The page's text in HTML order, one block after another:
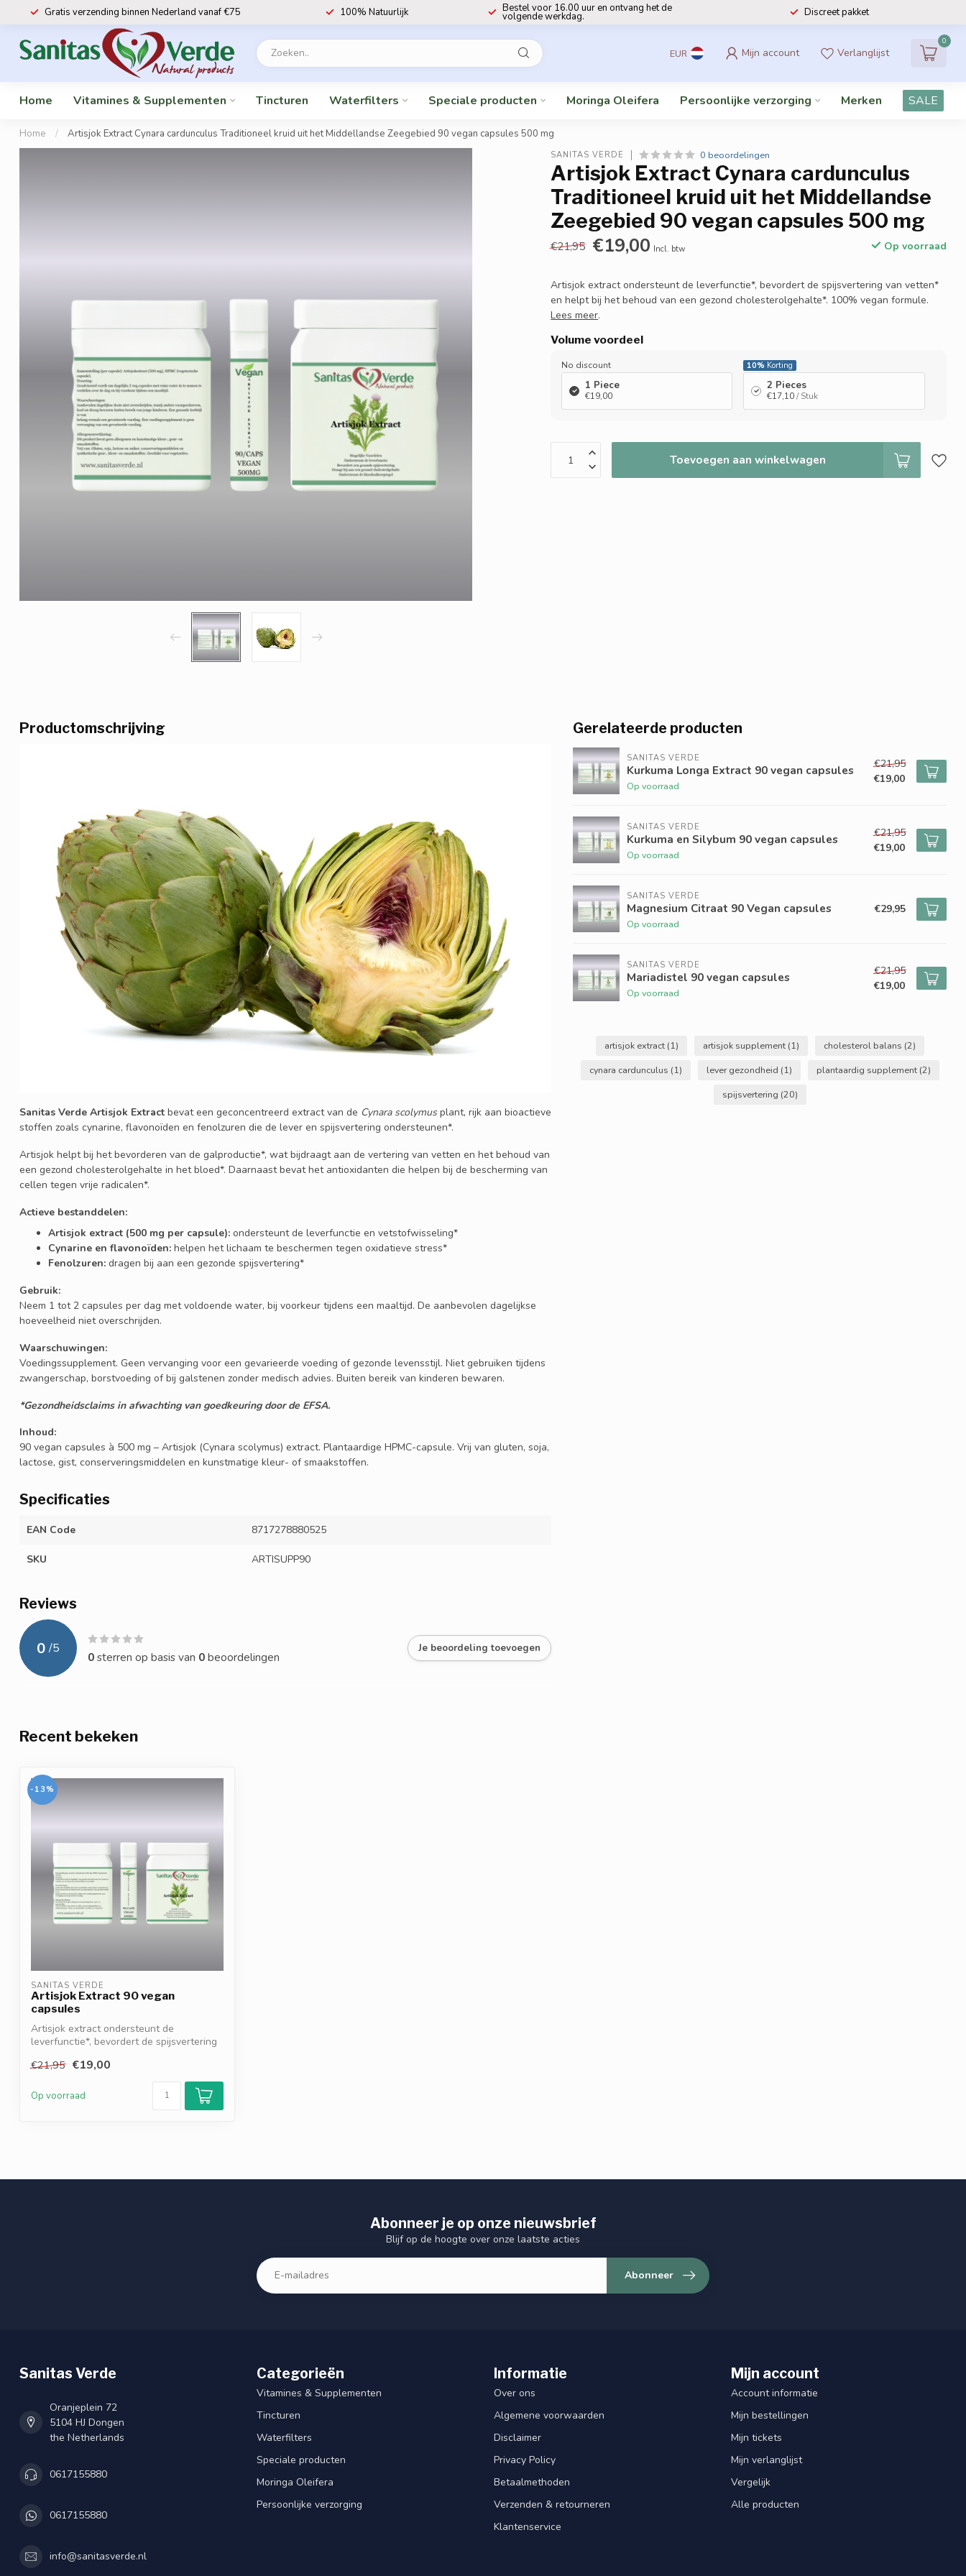
Gratis verzending binnen Nederland vanaf €75 100% Natuurlijk Bestel voor 16.00 uur en ontvang het de
volgende werkdag. Discreet pakket
EUR Mijn account Verlanglijst
0
Home Vitamines & Supplementen Tincturen Waterfilters Speciale producten Moringa Oleifera Persoonlijke verzorging Merken SALE
Home / Artisjok Extract Cynara cardunculus Traditioneel kruid uit het Middellandse Zeegebied 90 vegan capsules 500 mg
SANITAS VERDE 0 beoordelingen
Artisjok Extract Cynara cardunculus
Traditioneel kruid uit het Middellandse
Zeegebied 90 vegan capsules 500 mg
€21,95 €19,00 Incl. btw Op voorraad
Artisjok extract ondersteunt de leverfunctie*, bevordert de spijsvertering van vetten*
en helpt bij het behoud van een gezond cholesterolgehalte*. 100% vegan formule.
Lees meer.
Volume voordeel
No discount
1 Piece
€19,00
10% Korting
2 Pieces
€17,10/ Stuk
Toevoegen aan winkelwagen
Productomschrijving
Sanitas Verde Artisjok Extract bevat een geconcentreerd extract van de Cynara scolymusplant, rijk aan bioactieve
stoffen zoals cynarine, flavonoïden en fenolzuren die de lever en spijsvertering ondersteunen*.
Artisjok helpt bij het bevorderen van de galproductie*, wat bijdraagt aan de vertering van vetten en het behoud van
een gezond cholesterolgehalte in het bloed*. Daarnaast bevat het antioxidanten die helpen bij de bescherming van
cellen tegen vrije radicalen*.
Actieve bestanddelen:
Artisjok extract (500 mg per capsule): ondersteunt de leverfunctie en vetstofwisseling*
Cynarine en flavonoïden: helpen het lichaam te beschermen tegen oxidatieve stress*
Fenolzuren: dragen bij aan een gezonde spijsvertering*
Gebruik:
Neem 1 tot 2 capsules per dag met voldoende water, bij voorkeur tijdens een maaltijd. De aanbevolen dagelijkse
hoeveelheid niet overschrijden.
Waarschuwingen:
Voedingssupplement. Geen vervanging voor een gevarieerde voeding of gezonde levensstijl. Niet gebruiken tijdens
zwangerschap, borstvoeding of bij galstenen zonder medisch advies. Buiten bereik van kinderen bewaren.
*Gezondheidsclaims in afwachting van goedkeuring door de EFSA.
Inhoud:
90 vegan capsules à 500 mg – Artisjok (Cynara scolymus) extract. Plantaardige HPMC-capsule. Vrij van gluten, soja,
lactose, gist, conserveringsmiddelen en kunstmatige kleur- of smaakstoffen.
Specificaties
EAN Code 8717278880525
SKU ARTISUPP90
Reviews
0 /5
0sterren op basis van 0beoordelingen
Je beoordeling toevoegen
Gerelateerde producten
SANITAS VERDE
Kurkuma Longa Extract 90 vegan capsules
Op voorraad
€21,95
€19,00
SANITAS VERDE
Kurkuma en Silybum 90 vegan capsules
Op voorraad
€21,95
€19,00
SANITAS VERDE
Magnesium Citraat 90 Vegan capsules
Op voorraad
€29,95
SANITAS VERDE
Mariadistel 90 vegan capsules
Op voorraad
€21,95
€19,00
artisjok extract (1) artisjok supplement (1) cholesterol balans (2)
cynara cardunculus (1) lever gezondheid (1) plantaardig supplement (2)
spijsvertering (20)
Recent bekeken
-13%
SANITAS VERDE
Artisjok Extract 90 vegan
capsules
Artisjok extract ondersteunt de
leverfunctie*, bevordert de spijsvertering
€21,95 €19,00
Op voorraad
Abonneer je op onze nieuwsbrief
Blijf op de hoogte over onze laatste acties
Abonneer
Sanitas Verde
Oranjeplein 72
5104 HJ Dongen
the Netherlands
0617155880
0617155880
info@sanitasverde.nl
Categorieën
Vitamines & Supplementen
Tincturen
Waterfilters
Speciale producten
Moringa Oleifera
Persoonlijke verzorging
Informatie
Over ons
Algemene voorwaarden
Disclaimer
Privacy Policy
Betaalmethoden
Verzenden & retourneren
Klantenservice
Mijn account
Account informatie
Mijn bestellingen
Mijn tickets
Mijn verlanglijst
Vergelijk
Alle producten